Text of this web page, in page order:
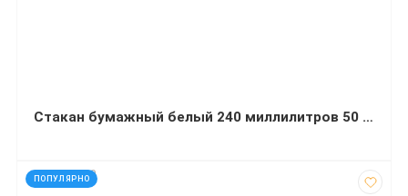
Стакан бумажный белый 240 миллилитров 50 штук
ПОПУЛЯРНО
код: 927309